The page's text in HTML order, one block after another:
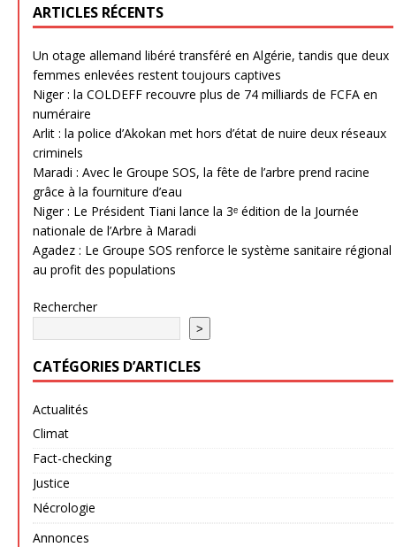
ARTICLES RÉCENTS
Un otage allemand libéré transféré en Algérie, tandis que deux
femmes enlevées restent toujours captives
Niger : la COLDEFF recouvre plus de 74 milliards de FCFA en
numéraire
Arlit : la police d’Akokan met hors d’état de nuire deux réseaux
criminels
Maradi : Avec le Groupe SOS, la fête de l’arbre prend racine
grâce à la fourniture d’eau
Niger : Le Président Tiani lance la 3ᵉ édition de la Journée
nationale de l’Arbre à Maradi
Agadez : Le Groupe SOS renforce le système sanitaire régional
au profit des populations
Rechercher
>
CATÉGORIES D’ARTICLES
Actualités
Climat
Fact-checking
Justice
Nécrologie
Annonces